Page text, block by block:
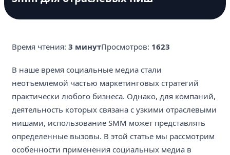
Время чтения: 3 минутПросмотров: 1623
В наше время социальные медиа стали
неотъемлемой частью маркетинговых стратегий
практически любого бизнеса. Однако, для компаний,
деятельность которых связана с узкими отраслевыми
нишами, использование SMM может представлять
определенные вызовы. В этой статье мы рассмотрим
особенности применения социальных медиа в